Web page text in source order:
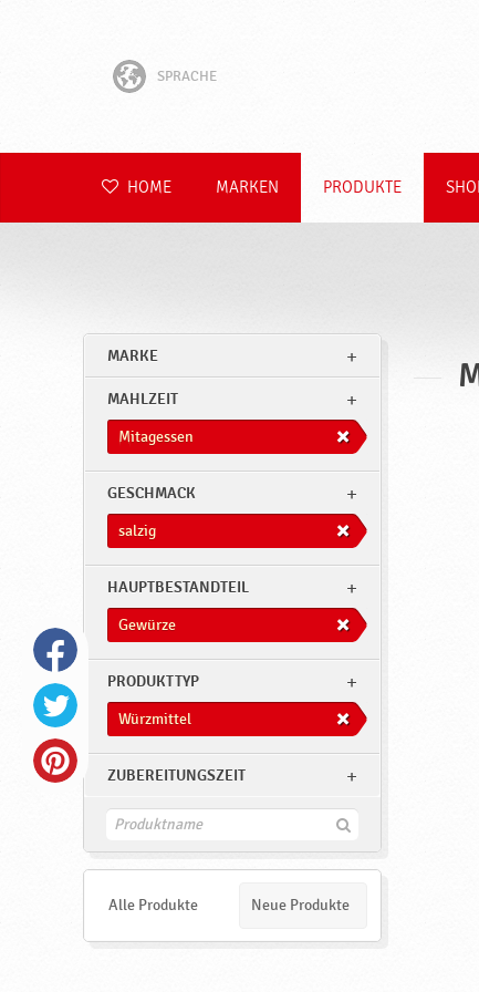
SPRACHE
Hrvatski
Polski
Română
HOME MARKEN PRODUKTE
MARKE
MAHLZEIT
Mitagessen
GESCHMACK
salzig
HAUPTBESTANDTEIL
Gewürze
PRODUKTTYP
Würzmittel
ZUBEREITUNGSZEIT
F
e
Alle Produkte Neue Produkte